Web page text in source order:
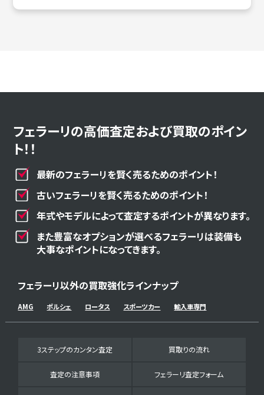
フェラーリの高価査定および買取のポイン
ト！！
最新のフェラーリを賢く売るためのポイント！
古いフェラーリを賢く売るためのポイント！
年式やモデルによって査定するポイントが異なります。
また豊富なオプションが選べるフェラーリは装備も
大事なポイントになってきます。
フェラーリ以外の買取強化ラインナップ
AMG ポルシェ ロータス スポーツカー 輸入車専門
3ステップのカンタン査定 買取りの流れ
査定の注意事項 フェラーリ査定フォーム